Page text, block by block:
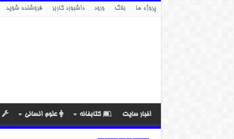
پروژه ها بلاگ ورود داشبورد کاربر فروشنده شوید
اخبار سایت کتابخانه علوم انسانی